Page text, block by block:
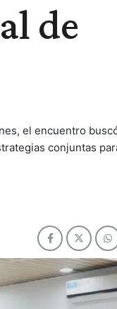
de
el encuentro
conjuntas